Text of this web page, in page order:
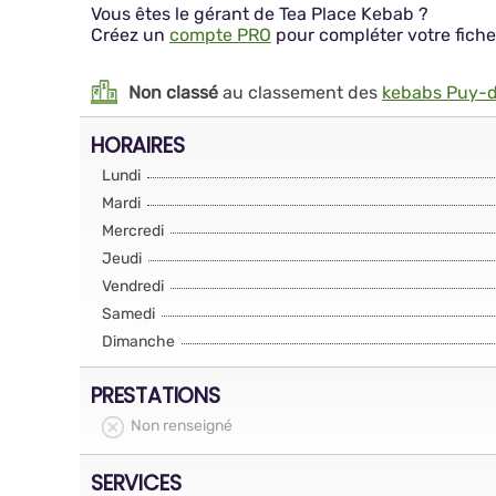
Vous êtes le gérant de Tea Place Kebab ?
Créez un compte PRO pour compléter votre
Non classé au classement des kebabs Puy-
HORAIRES
Lundi
Mardi
Mercredi
Jeudi
Vendredi
Samedi
Dimanche
PRESTATIONS
Non renseigné
SERVICES